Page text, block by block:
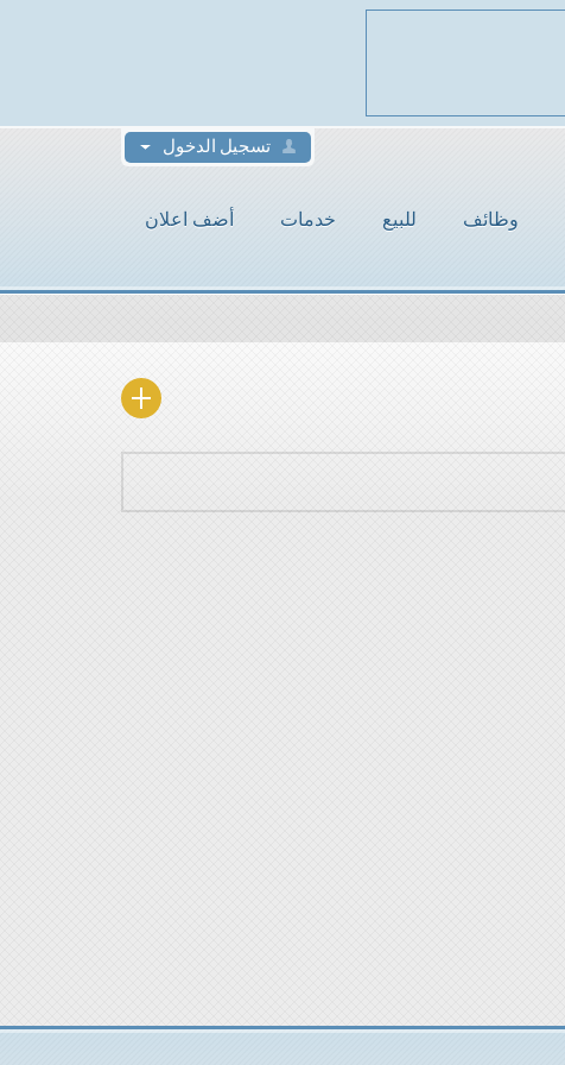
تسجيل الدخول
وظائف للبيع خدمات أضف اعلان